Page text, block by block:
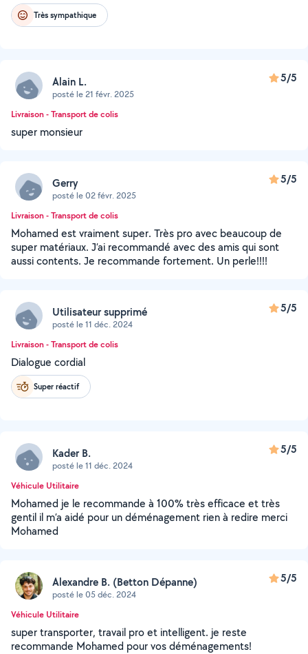
Très sympathique
Alain L.
posté le 21 févr. 2025
5/5
Livraison - Transport de colis
super monsieur
Gerry
posté le 02 févr. 2025
5/5
Livraison - Transport de colis
Mohamed est vraiment super. Très pro avec beaucoup de
super matériaux. J’ai recommandé avec des amis qui sont
aussi contents. Je recommande fortement. Un perle!!!!
Utilisateur supprimé
posté le 11 déc. 2024
5/5
Livraison - Transport de colis
Dialogue cordial
Super réactif
Kader B.
posté le 11 déc. 2024
5/5
Véhicule Utilitaire
Mohamed je le recommande à 100% très efficace et très
gentil il m’a aidé pour un déménagement rien à redire merci
Mohamed
Alexandre B. (Betton Dépanne)
posté le 05 déc. 2024
5/5
Véhicule Utilitaire
super transporter, travail pro et intelligent. je reste
recommande Mohamed pour vos déménagements!